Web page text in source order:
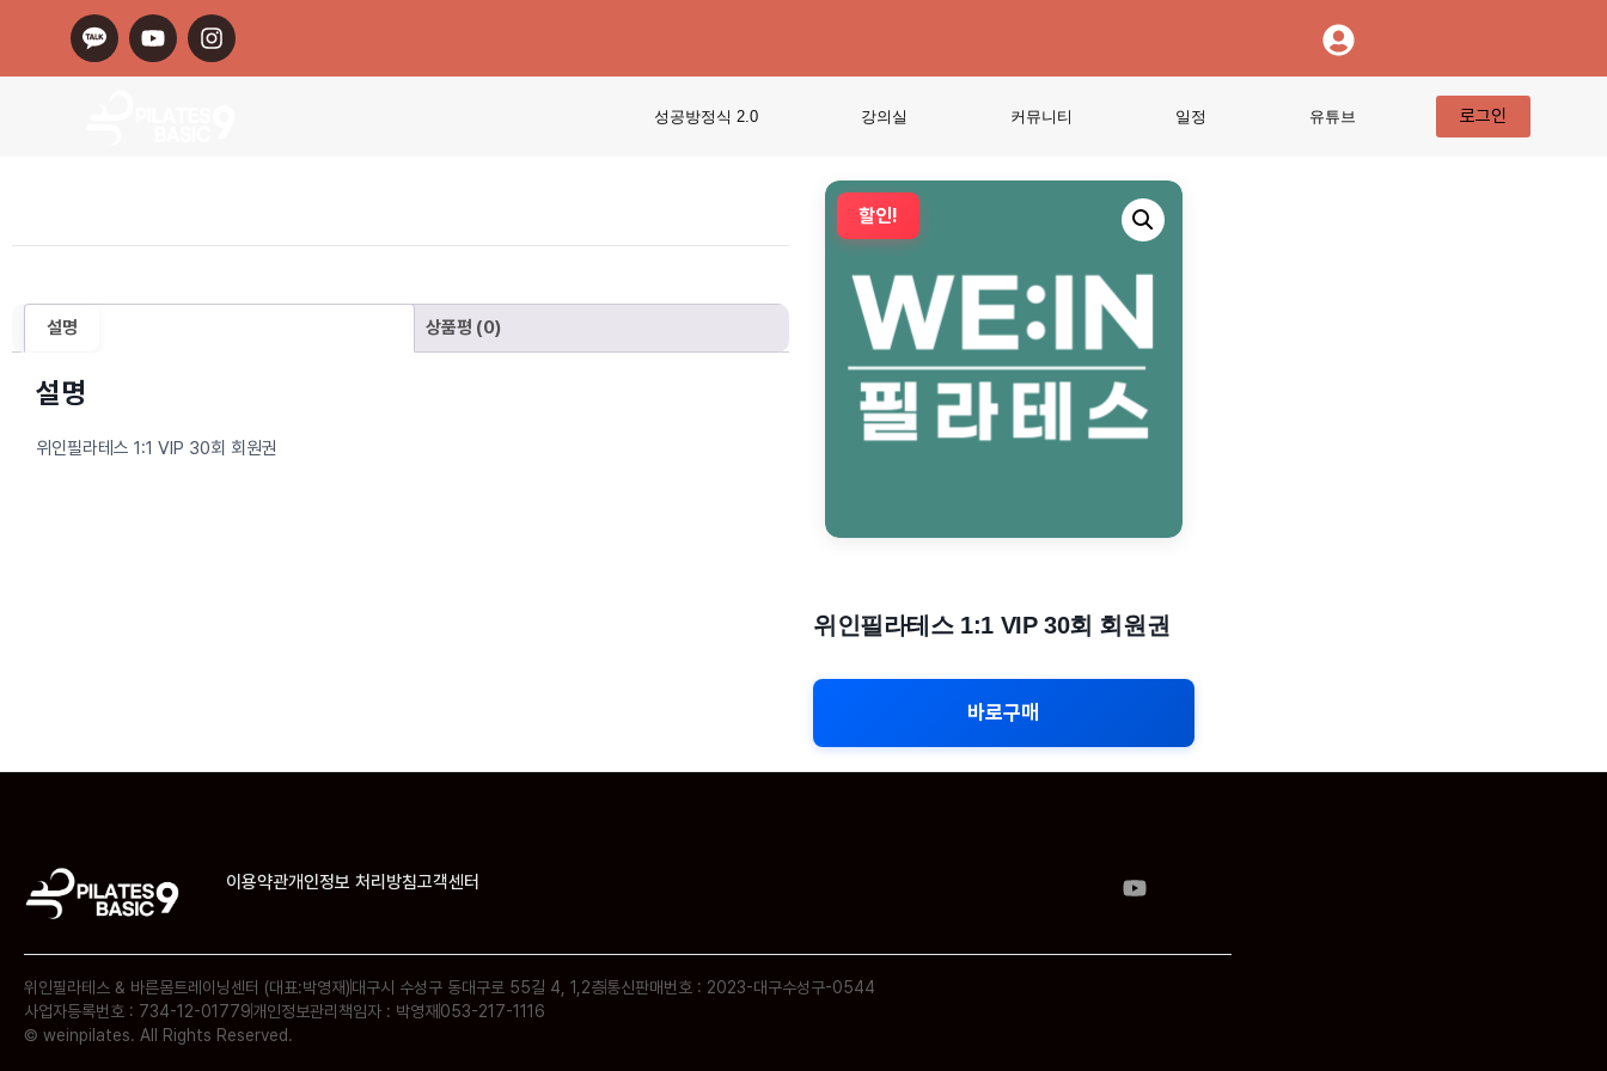
성공방정식 2.0 강의실 커뮤니티 일정 유튜브 로그인
설명 상품평 (0)
설명
위인필라테스 1:1 VIP 30회 회원권
할인!
위인필라테스 1:1 VIP 30회 회원권
바로구매
이용약관개인정보 처리방침고객센터
위인필라테스 & 바른몸트레이닝센터 (대표:박영재)대구시 수성구 동대구로 55길 4, 1,2층통신판매번호 : 2023-대구수성구-0544
사업자등록번호 : 734-12-01779개인정보관리책임자 : 박영재 053-217-1116
© weinpilates. All Rights Reserved.